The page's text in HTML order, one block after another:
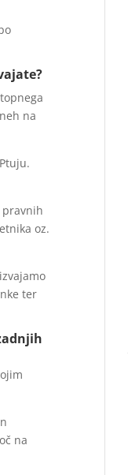
na
pravnih
oz.
ter
na